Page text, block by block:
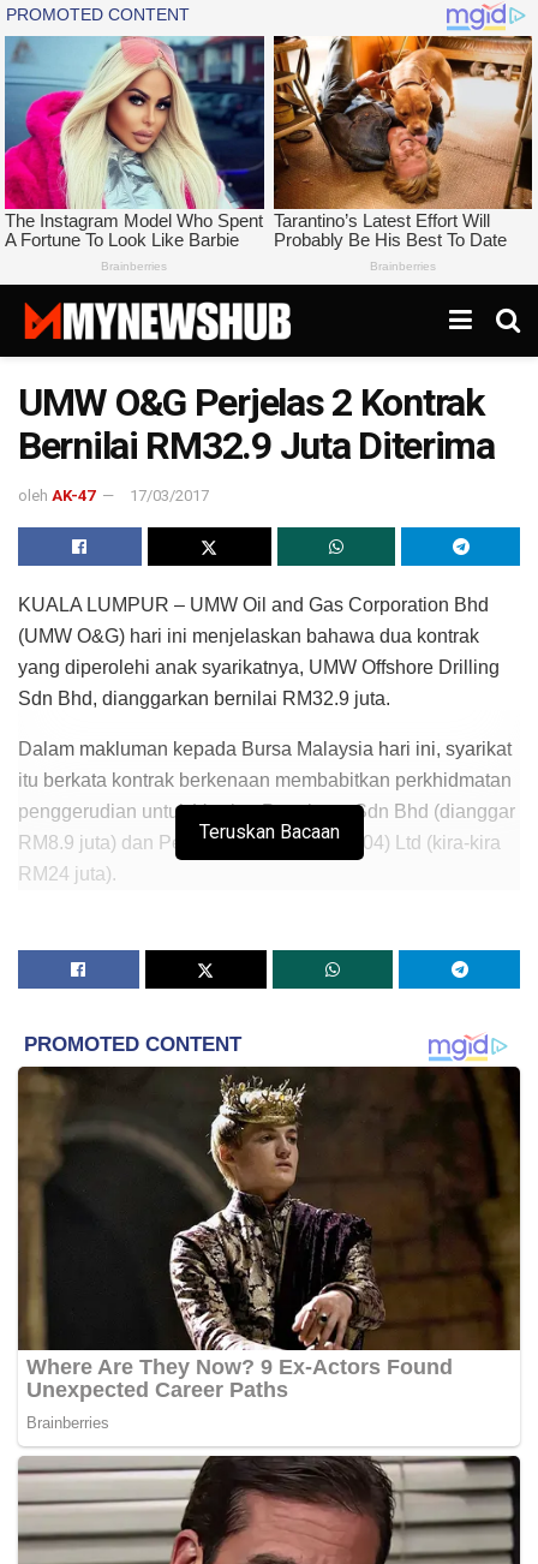
UMW O&G Perjelas 2 Kontrak
Bernilai RM32.9 Juta Diterima
oleh AK-47 17/03/2017
KUALA LUMPUR – UMW Oil and Gas Corporation Bhd
(UMW O&G) hari ini menjelaskan bahawa dua kontrak
yang diperolehi anak syarikatnya, UMW Offshore Drilling
Sdn Bhd, dianggarkan bernilai RM32.9 juta.
Dalam makluman kepada Bursa Malaysia hari ini, syarikat
itu berkata kontrak berkenaan membabitkan perkhidmatan
penggerudian untuk Vestigo Petroleum Sdn Bhd (dianggar
RM8.9 juta) dan Petrofac (Malaysia-PM304) Ltd (kira-kira
RM24 juta).
Malaysia pada 10 Mac lepas manakala kontrak Petrofac
pula diumumkan pada 14 Mac.
Bagaimanapun, nilai kedua-dua kontrak itu tidak
didedahkan dalam makluman sebelum ini. – BERNAMA
Teruskan Bacaan
UMW O&G